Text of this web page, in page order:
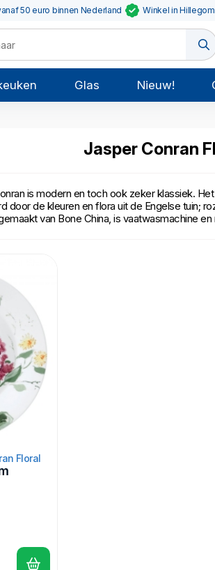
50 euro binnen Nederland Winkel in Hillegom
Glas Nieuw!
Jasper Conran
is modern en toch ook zeker klassiek.
door de kleuren en flora uit de Engelse tuin;
van Bone China, is vaatwasmachine
Floral